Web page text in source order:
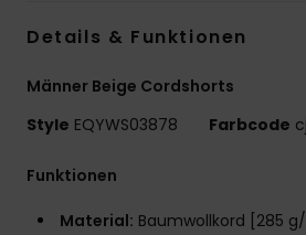
Details & Funktionen
Männer Beige Cordshorts
Style EQYWS03878 Farbcode
Funktionen
Material: Baumwollkord [285